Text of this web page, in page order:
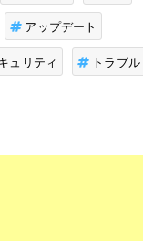
アップデート
ュリティ トラブル